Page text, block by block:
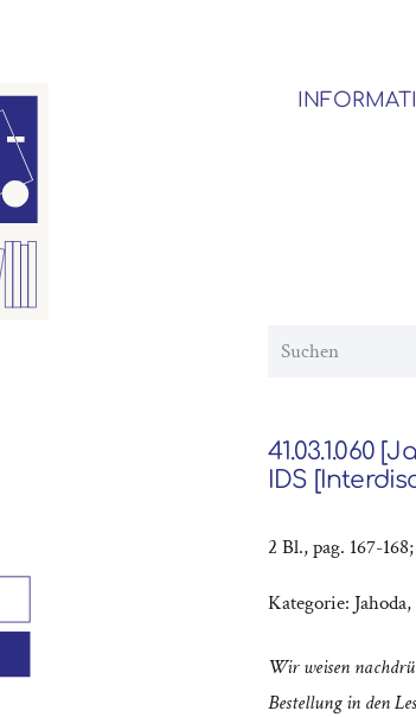
41.03.1.060
IDS
2 Bl., pag. 167-
Kategorie:
Wir weisen
Bestellung in den